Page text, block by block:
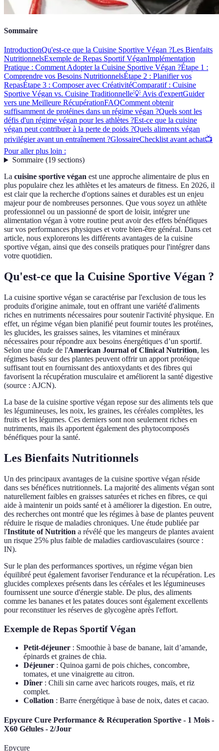
Sommaire
IntroductionQu'est-ce que la Cuisine Sportive Végan ?Les Bienfaits
NutritionnelsExemple de Repas Sportif VéganImplémentation
Pratique : Comment Adopter la Cuisine Sportive Végan ?Étape 1 :
Comprendre vos Besoins NutritionnelsÉtape 2 : Planifier vos
RepasÉtape 3 : Composer avec CréativitéComparatif : Cuisine
Sportive Végan vs. Cuisine Traditionnelle💡 Avis d'expertGuider
vers une Meilleure RécupérationFAQComment obtenir
suffisamment de protéines dans un régime végan ?Quels sont les
défis d'un régime végan pour les athlètes ?Est-ce que la cuisine
végan peut contribuer à la perte de poids ?Quels aliments végan
privilégier avant un entraînement ?GlossaireChecklist avant achat📺
Pour aller plus loin :
Sommaire(19 sections)
La cuisine sportive végan est une approche alimentaire de plus en
plus populaire chez les athlètes et les amateurs de fitness. En 2026, il
est clair que la recherche d'options saines et durables est un enjeu
majeur pour de nombreuses personnes. Que vous soyez un athlète
professionnel ou un passionné de sport de loisir, intégrer une
alimentation végan à votre routine peut avoir des effets bénéfiques
sur vos performances physiques et votre bien-être général. Dans cet
article, nous explorerons les différents avantages de la cuisine
sportive végan, ainsi que des conseils pratiques pour l'intégrer dans
votre quotidien.
Qu'est-ce que la Cuisine Sportive Végan ?
La cuisine sportive végan se caractérise par l'exclusion de tous les
produits d'origine animale, tout en offrant une variété d'aliments
riches en nutriments nécessaires pour soutenir l'activité physique. En
effet, un régime végan bien planifié peut fournir toutes les protéines,
les glucides, les graisses saines, les vitamines et minéraux
nécessaires pour répondre aux besoins énergétiques d’un sportif.
Selon une étude de l'American Journal of Clinical Nutrition, les
régimes basés sur des plantes peuvent offrir un apport protéique
suffisant tout en fournissant des antioxydants et des fibres qui
favorisent la récupération musculaire et améliorent la santé digestive
(source : AJCN).
La base de la cuisine sportive végan repose sur des aliments tels que
les légumineuses, les noix, les graines, les céréales complètes, les
fruits et les légumes. Ces derniers sont non seulement riches en
nutriments, mais ils apportent également des phytocomposés
bénéfiques pour la santé.
Les Bienfaits Nutritionnels
Un des principaux avantages de la cuisine sportive végan réside
dans ses bénéfices nutritionnels. La majorité des aliments végan sont
naturellement faibles en graisses saturées et riches en fibres, ce qui
aide à maintenir un poids santé et à améliorer la digestion. En outre,
des recherches ont montré que les régimes à base de plantes peuvent
réduire le risque de maladies chroniques. Une étude publiée par
l'Institute of Nutrition a révélé que les mangeurs de plantes avaient
un risque 25% plus faible de maladies cardiovasculaires (source :
IN).
Sur le plan des performances sportives, un régime végan bien
équilibré peut également favoriser l'endurance et la récupération. Les
glucides complexes présents dans les céréales et les légumineuses
fournissent une source d'énergie stable. De plus, des aliments
comme les bananes et les patates douces sont également excellents
pour reconstituer les réserves de glycogène après l'effort.
Exemple de Repas Sportif Végan
Petit-déjeuner : Smoothie à base de banane, lait d’amande,
épinards et graines de chia.
Déjeuner : Quinoa garni de pois chiches, concombre,
tomates, et une vinaigrette au citron.
Dîner : Chili sin carne avec haricots rouges, maïs, et riz
complet.
Collation : Barre énergétique à base de noix, dates et cacao.
Epycure Cure Performance & Récuperation Sportive - 1 Mois -
X60 Gélules - 2/Jour
Epycure